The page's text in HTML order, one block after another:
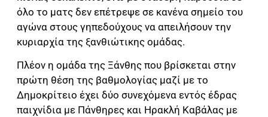
όλο το ματς δεν επέτρεψε σε κανένα σημείο του
αγώνα στους γηπεδούχους να απειλήσουν την
κυριαρχία της ξανθιώτικης ομάδας.
Πλέον η ομάδα της Ξάνθης που βρίσκεται στην
πρώτη θέση της βαθμολογίας μαζί με το
Δημοκρίτειο έχει δύο συνεχόμενα εντός έδρας
παιχνίδια με Πάνθηρες και Ηρακλή Καβάλας με